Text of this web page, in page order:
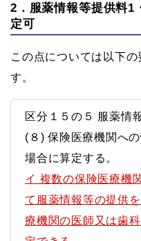
2．服薬情報等提供料1
定可
この点については以下
す。
区分１５の５ 服薬情
(８) 保険医療機関へ
場合に算定する。
イ 複数の保険医療機
て服薬情報等の提供
療機関の医師又は歯